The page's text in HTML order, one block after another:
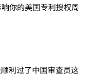
你的美国专利授权周
利过了中国审查员这